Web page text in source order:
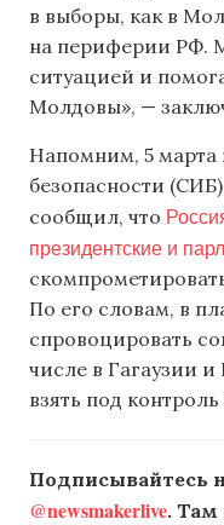
в выборы, как в
на периферии РФ.
ситуацией и
Молдовы», —
Напомним, 5
безопасности
сообщил, что
президентские и
По его словам, в
спровоцировать
числе в Гагаузии
взять под
Подписывайтесь
@newsmakerlive. Там